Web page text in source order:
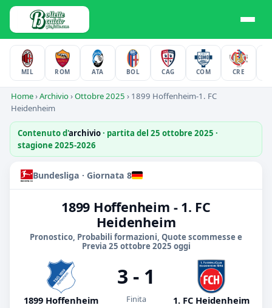
MIL ROM ATA BOL CAG COM CRE
Home›Archivio›Ottobre 2025 › 1899 Hoffenheim-1. FC
Heidenheim
Contenuto d'archivio· partita del 25 ottobre 2025 ·
stagione 2025-2026
Bundesliga · Giornata 8
1899 Hoffenheim - 1. FC
Heidenheim
Pronostico, Probabili formazioni, Quote scommesse e
Previa 25 ottobre 2025 oggi
1899 Hoffenheim
3 - 1
Finita 1. FC Heidenheim